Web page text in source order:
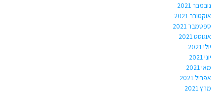
נובמבר 2021
אוקטובר 2021
ספטמבר 2021
אוגוסט 2021
יולי 2021
יוני 2021
מאי 2021
אפריל 2021
מרץ 2021